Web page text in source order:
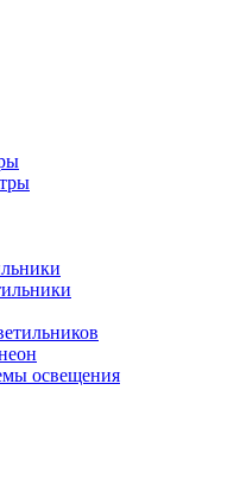
освещения